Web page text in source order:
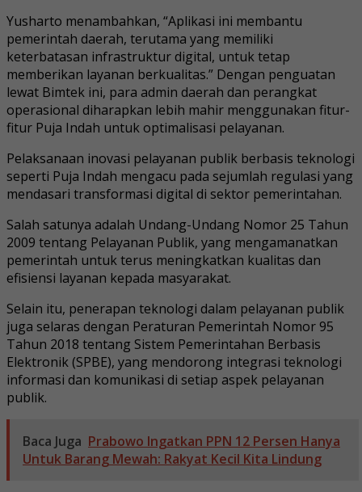
Yusharto menambahkan, “Aplikasi ini membantu
pemerintah daerah, terutama yang memiliki
keterbatasan infrastruktur digital, untuk tetap
memberikan layanan berkualitas.” Dengan penguatan
lewat Bimtek ini, para admin daerah dan perangkat
operasional diharapkan lebih mahir menggunakan fitur-
fitur Puja Indah untuk optimalisasi pelayanan.
Pelaksanaan inovasi pelayanan publik berbasis teknologi
seperti Puja Indah mengacu pada sejumlah regulasi yang
mendasari transformasi digital di sektor pemerintahan.
Salah satunya adalah Undang-Undang Nomor 25 Tahun
2009 tentang Pelayanan Publik, yang mengamanatkan
pemerintah untuk terus meningkatkan kualitas dan
efisiensi layanan kepada masyarakat.
Selain itu, penerapan teknologi dalam pelayanan publik
juga selaras dengan Peraturan Pemerintah Nomor 95
Tahun 2018 tentang Sistem Pemerintahan Berbasis
Elektronik (SPBE), yang mendorong integrasi teknologi
informasi dan komunikasi di setiap aspek pelayanan
publik.
Baca Juga Prabowo Ingatkan PPN 12 Persen Hanya
Untuk Barang Mewah: Rakyat Kecil Kita Lindung